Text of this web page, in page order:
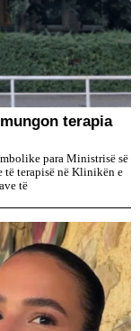
terapia
para Ministrisë së
të terapisë në Klinikën e
të